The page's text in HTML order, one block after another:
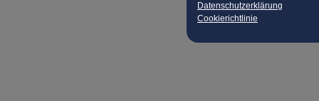
Datenschutzerklärung
Cookierichtlinie